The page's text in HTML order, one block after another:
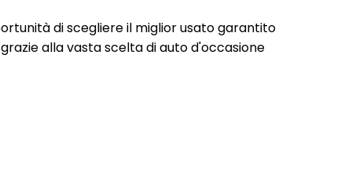
di scegliere il miglior usato garantito
alla vasta scelta di auto d'occasione